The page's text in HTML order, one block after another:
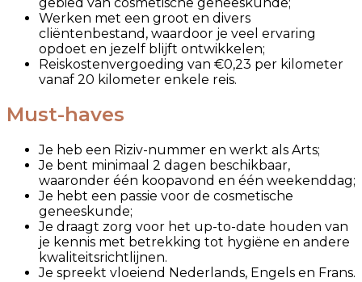
Werken met een groot en divers
cliëntenbestand, waardoor je veel ervaring
opdoet en jezelf blijft ontwikkelen;
Reiskostenvergoeding van €0,23 per kilometer
vanaf 20 kilometer enkele reis.
Must-haves
Je heb een Riziv-nummer en werkt als Arts;
Je bent minimaal 2 dagen beschikbaar,
waaronder één koopavond en één weekenddag;
Je hebt een passie voor de cosmetische
geneeskunde;
Je draagt zorg voor het up-to-date houden van
je kennis met betrekking tot hygiëne en andere
kwaliteitsrichtlijnen.
Je spreekt vloeiend Nederlands, Engels en Frans.